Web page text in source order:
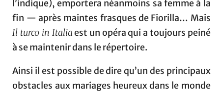
l’indique), emportera néanmoins sa femme à la
fin — après maintes frasques de Fiorilla… Mais
Il turco in Italia est un opéra qui a toujours peiné
à se maintenir dans le répertoire.
Ainsi il est possible de dire qu’un des principaux
obstacles aux mariages heureux dans le monde